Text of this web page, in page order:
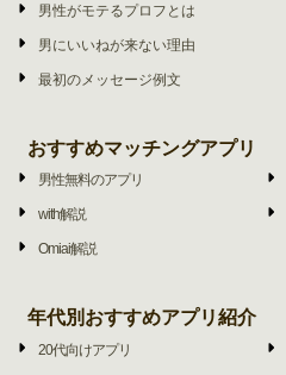
男性がモテるプロフとは
男にいいねが来ない理由
最初のメッセージ例文
おすすめマッチングアプリ
男性無料のアプリ
with解説
Omiai解説
年代別おすすめアプリ紹介
20代向けアプリ